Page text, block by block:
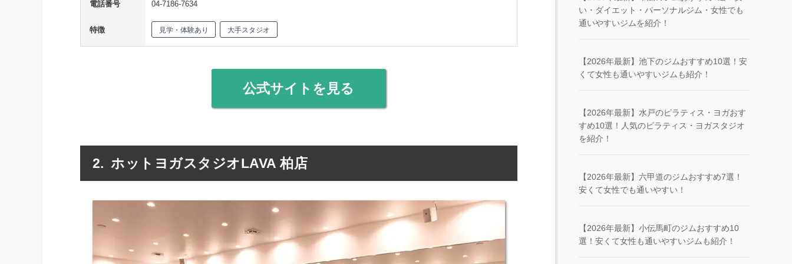
電話番号 04-7186-7634
特徴 見学・体験あり 大手スタジオ
公式サイトを見る
ホットヨガスタジオLAVA 柏店
い・ダイエット・パーソナルジム・女性でも
通いやすいジムを紹介！
【2026年最新】池下のジムおすすめ10選！安
くて女性も通いやすいジムも紹介！
【2026年最新】水戸のピラティス・ヨガおす
すめ10選！人気のピラティス・ヨガスタジオ
を紹介！
【2026年最新】六甲道のジムおすすめ7選！
安くて女性でも通いやすい！
【2026年最新】小伝馬町のジムおすすめ10
選！安くて女性も通いやすいジムも紹介！